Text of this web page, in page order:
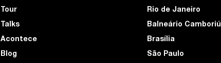
Tour
Talks
Acontece
Blog
Rio de Janeiro
Balneário Camboriú
Brasília
São Paulo